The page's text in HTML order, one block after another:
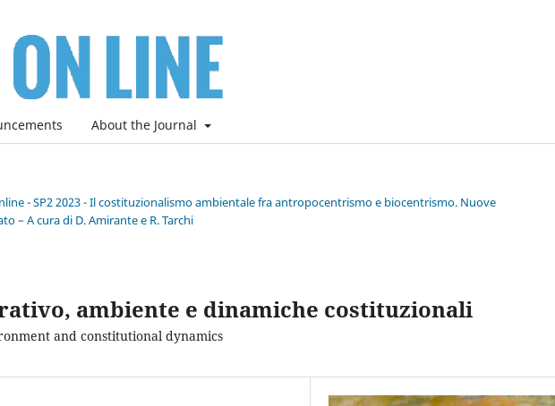
About the Journal
- SP2 2023 - Il costituzionalismo ambientale fra antropocentrismo e biocentrismo. Nuove
– A cura di D. Amirante e R. Tarchi
ambiente e dinamiche costituzionali
and constitutional dynamics